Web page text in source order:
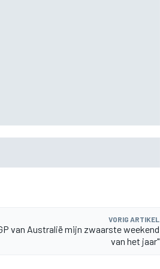
VORIG ARTIKEL
van Australië mijn zwaarste weekend
van het jaar"